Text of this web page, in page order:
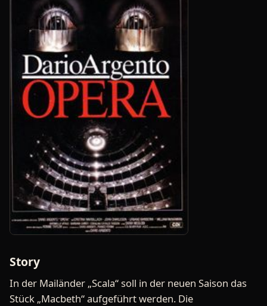
Story
In der Mailänder „Scala“ soll in der neuen Saison das
Stück „Macbeth“ aufgeführt werden. Die